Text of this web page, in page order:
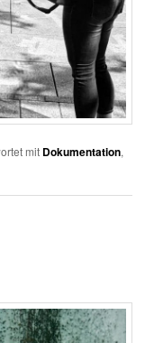
mit Dokumentation,